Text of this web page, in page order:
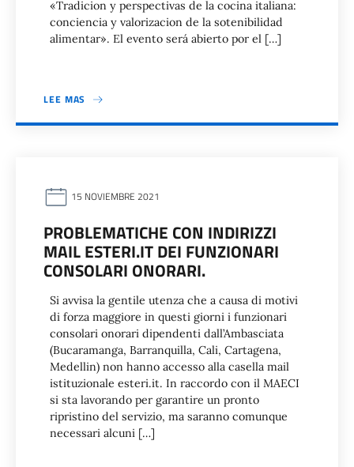
«Tradicion y perspectivas de la cocina italiana:
conciencia y valorizacion de la sotenibilidad
alimentar». El evento será abierto por el […]
LEE MAS
15 NOVIEMBRE 2021
PROBLEMATICHE CON INDIRIZZI
MAIL ESTERI.IT DEI FUNZIONARI
CONSOLARI ONORARI.
Si avvisa la gentile utenza che a causa di motivi
di forza maggiore in questi giorni i funzionari
consolari onorari dipendenti dall’Ambasciata
(Bucaramanga, Barranquilla, Cali, Cartagena,
Medellin) non hanno accesso alla casella mail
istituzionale esteri.it. In raccordo con il MAECI
si sta lavorando per garantire un pronto
ripristino del servizio, ma saranno comunque
necessari alcuni […]